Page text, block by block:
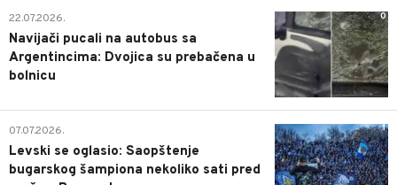
0
22.07.2026.
Navijači pucali na autobus sa
Argentincima: Dvojica su prebačena u
bolnicu
1
07.07.2026.
Levski se oglasio: Saopštenje
bugarskog šampiona nekoliko sati pred